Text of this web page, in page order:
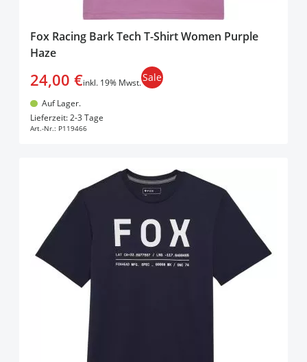
Fox Racing Bark Tech T-Shirt Women Purple
Haze
24,00 €inkl. 19% Mwst.Sale
Auf Lager.
Lieferzeit: 2-3 Tage
Art.-Nr.: P119466